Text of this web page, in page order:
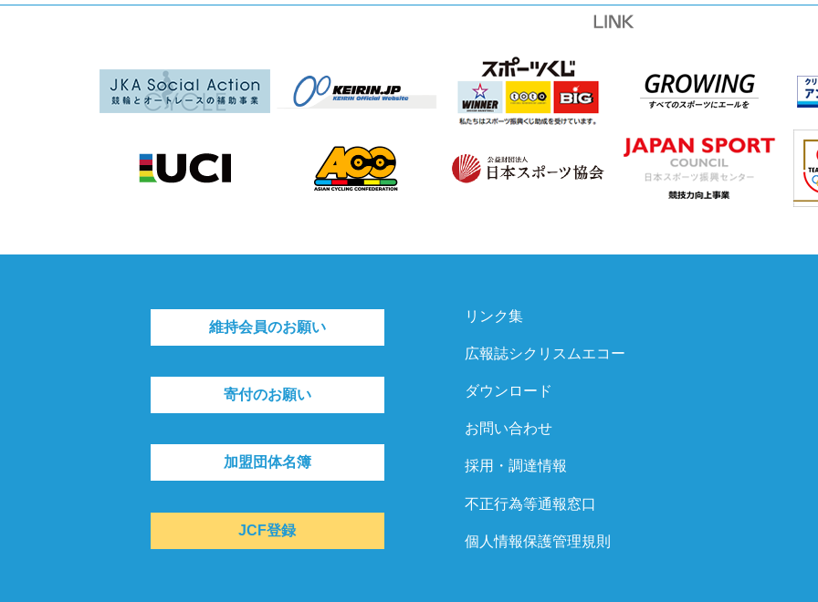
維持会員のお願い
寄付のお願い
加盟団体名簿
JCF登録
リンク集
広報誌シクリスムエコー
ダウンロード
お問い合わせ
採用・調達情報
不正行為等通報窓口
個人情報保護管理規則